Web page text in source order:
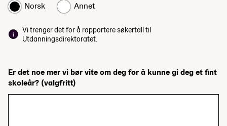
Norsk
Annet
Vi trenger det for å rapportere søkertall til
Utdanningsdirektoratet.
Er det noe mer vi bør vite om deg for å kunne gi deg et fint
skoleår? (valgfritt)